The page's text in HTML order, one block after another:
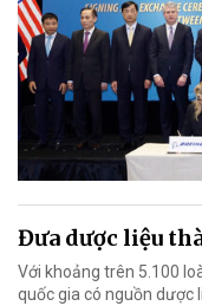
Đưa dược liệu
Với khoảng trên 5.100
quốc gia có nguồn dược